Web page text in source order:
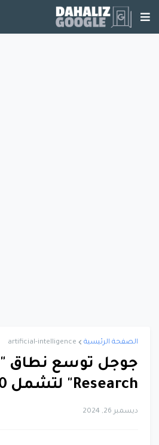
الصفحة الرئيسية artificial-intelligence
Research" لتشمل 40 لغة جديدة
ديسمبر 26, 2024